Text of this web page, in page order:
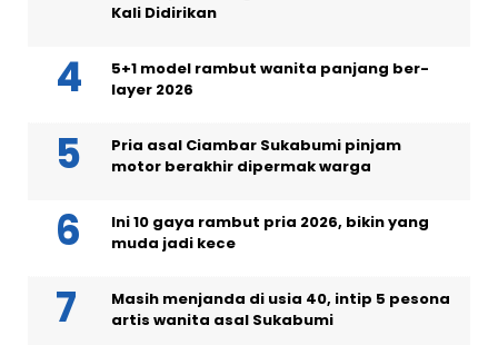
Kali Didirikan
5+1 model rambut wanita panjang ber-
layer 2026
Pria asal Ciambar Sukabumi pinjam
motor berakhir dipermak warga
Ini 10 gaya rambut pria 2026, bikin yang
muda jadi kece
Masih menjanda di usia 40, intip 5 pesona
artis wanita asal Sukabumi